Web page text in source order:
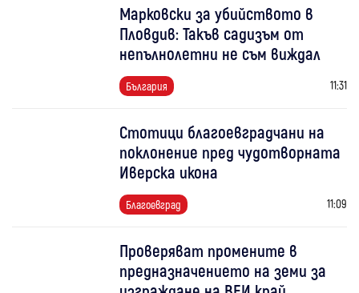
Марковски за убийството в
Пловдив: Такъв садизъм от
непълнолетни не съм виждал
България 11:31
Стотици благоевградчани на
поклонение пред чудотворната
Иверска икона
Благоевград 11:09
Проверяват промените в
предназначението на земи за